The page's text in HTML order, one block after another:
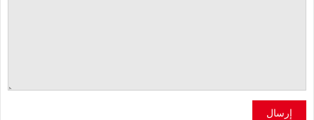
إرسال